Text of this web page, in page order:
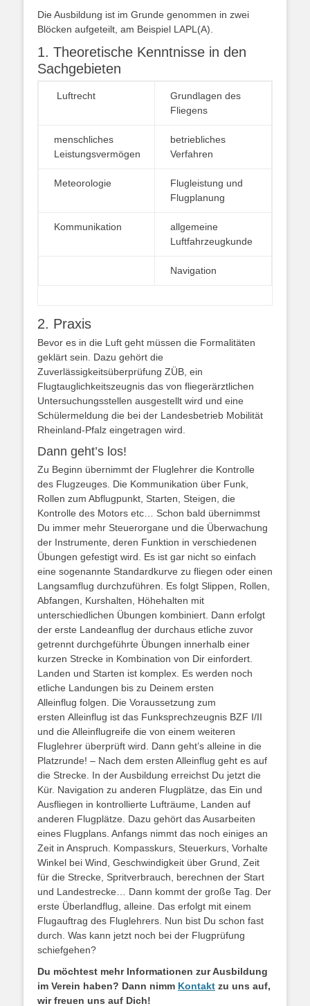
Die Ausbildung ist im Grunde genommen in zwei
Blöcken aufgeteilt, am Beispiel LAPL(A).
1. Theoretische Kenntnisse in den
Sachgebieten
Luftrecht
Grundlagen des
Fliegens
menschliches
Leistungsvermögen
betriebliches
Verfahren
Meteorologie
Flugleistung und
Flugplanung
Kommunikation
allgemeine
Luftfahrzeugkunde
Navigation
2. Praxis
Bevor es in die Luft geht müssen die Formalitäten
geklärt sein. Dazu gehört die
Zuverlässigkeitsüberprüfung ZÜB, ein
Flugtauglichkeitszeugnis das von fliegerärztlichen
Untersuchungsstellen ausgestellt wird und eine
Schülermeldung die bei der Landesbetrieb Mobilität
Rheinland-Pfalz eingetragen wird.
Dann geht’s los!
Zu Beginn übernimmt der Fluglehrer die Kontrolle
des Flugzeuges. Die Kommunikation über Funk,
Rollen zum Abflugpunkt, Starten, Steigen, die
Kontrolle des Motors etc… Schon bald übernimmst
Du immer mehr Steuerorgane und die Überwachung
der Instrumente, deren Funktion in verschiedenen
Übungen gefestigt wird. Es ist gar nicht so einfach
eine sogenannte Standardkurve zu fliegen oder einen
Langsamflug durchzuführen. Es folgt Slippen, Rollen,
Abfangen, Kurshalten, Höhehalten mit
unterschiedlichen Übungen kombiniert. Dann erfolgt
der erste Landeanflug der durchaus etliche zuvor
getrennt durchgeführte Übungen innerhalb einer
kurzen Strecke in Kombination von Dir einfordert.
Landen und Starten ist komplex. Es werden noch
etliche Landungen bis zu Deinem ersten
Alleinflug folgen. Die Voraussetzung zum
ersten Alleinflug ist das Funksprechzeugnis BZF I/II
und die Alleinflugreife die von einem weiteren
Fluglehrer überprüft wird. Dann geht’s alleine in die
Platzrunde! – Nach dem ersten Alleinflug geht es auf
die Strecke. In der Ausbildung erreichst Du jetzt die
Kür. Navigation zu anderen Flugplätze, das Ein und
Ausfliegen in kontrollierte Lufträume, Landen auf
anderen Flugplätze. Dazu gehört das Ausarbeiten
eines Flugplans. Anfangs nimmt das noch einiges an
Zeit in Anspruch. Kompasskurs, Steuerkurs, Vorhalte
Winkel bei Wind, Geschwindigkeit über Grund, Zeit
für die Strecke, Spritverbrauch, berechnen der Start
und Landestrecke… Dann kommt der große Tag. Der
erste Überlandflug, alleine. Das erfolgt mit einem
Flugauftrag des Fluglehrers. Nun bist Du schon fast
durch. Was kann jetzt noch bei der Flugprüfung
schiefgehen?
Du möchtest mehr Informationen zur Ausbildung
im Verein haben? Dann nimm Kontakt zu uns auf,
wir freuen uns auf Dich!